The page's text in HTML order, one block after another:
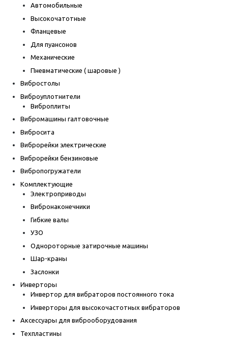
Автомобильные
Высокочатотные
Фланцевые
Для пуансонов
Механические
Пневматические ( шаровые )
Вибростолы
Виброуплотнители
Виброплиты
Вибромашины галтовочные
Вибросита
Виброрейки электрические
Виброрейки бензиновые
Вибропогружатели
Комплектующие
Электроприводы
Вибронаконечники
Гибкие валы
УЗО
Однороторные затирочные машины
Шар-краны
Заслонки
Инверторы
Инвертор для вибраторов постоянного тока
Инверторы для высокочастотных вибраторов
Аксессуары для виброоборудования
Техпластины